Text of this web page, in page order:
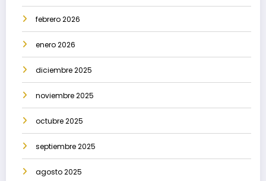
febrero 2026
enero 2026
diciembre 2025
noviembre 2025
octubre 2025
septiembre 2025
agosto 2025